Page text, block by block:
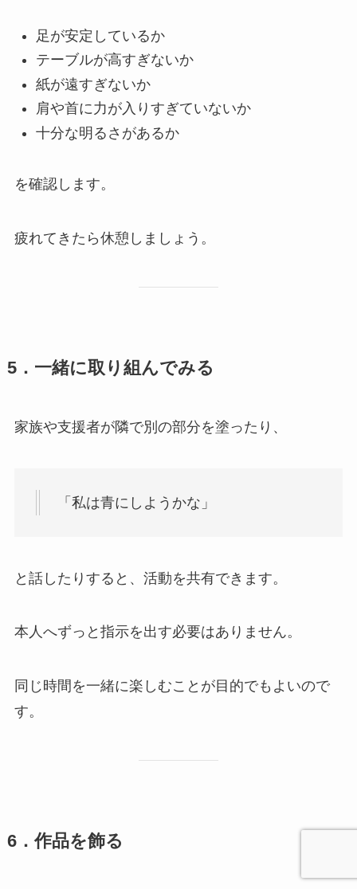
足が安定しているか
テーブルが高すぎないか
紙が遠すぎないか
肩や首に力が入りすぎていないか
十分な明るさがあるか
を確認します。
疲れてきたら休憩しましょう。
5．一緒に取り組んでみる
家族や支援者が隣で別の部分を塗ったり、
「私は青にしようかな」
と話したりすると、活動を共有できます。
本人へずっと指示を出す必要はありません。
同じ時間を一緒に楽しむことが目的でもよいので
す。
6．作品を飾る